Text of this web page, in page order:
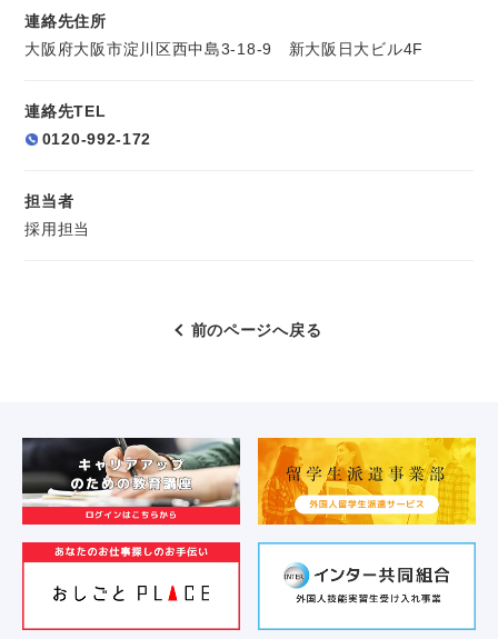
連絡先住所
大阪府大阪市淀川区西中島3-18-9 新大阪日大ビル4F
連絡先TEL
0120-992-172
担当者
採用担当
前のページへ戻る